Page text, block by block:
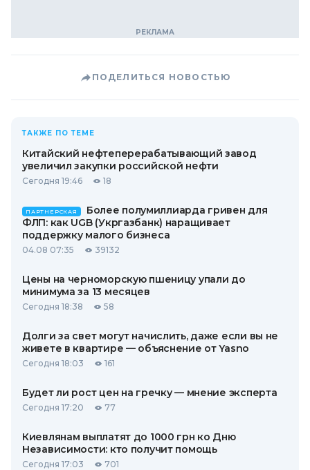
ПОДЕЛИТЬСЯ НОВОСТЬЮ
ТАКЖЕ ПО ТЕМЕ
Китайский нефтеперерабатывающий завод
увеличил закупки российской нефти
Сегодня 19:46 18
ПАРТНЕРСКАЯ
Более полумиллиарда гривен для
ФЛП: как UGB (Укргазбанк) наращивает
поддержку малого бизнеса
04.08 07:35 39132
Цены на черноморскую пшеницу упали до
минимума за 13 месяцев
Сегодня 18:38 58
Долги за свет могут начислить, даже если вы не
живете в квартире — объяснение от Yasno
Сегодня 18:03 161
Будет ли рост цен на гречку — мнение эксперта
Сегодня 17:20 77
Киевлянам выплатят до 1000 грн ко Дню
Независимости: кто получит помощь
Сегодня 17:03 701